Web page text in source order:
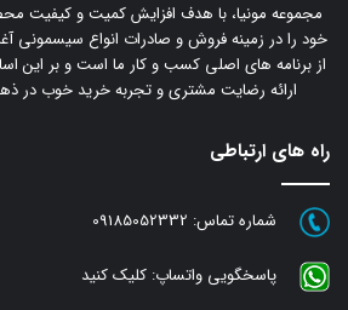
مجموعه مونیا، با هدف افزایش کمیت و کیفیت
خود را در زمینه فروش و صادرات انواع سیسمونی
از برنامه های اصلی کسب و کار ما است و بر این
ارائه رضایت مشتری و تجربه خرید خوب در
راه های ارتباطی
شماره تماس: 09185052332
پاسخگویی واتساپ: کلیک کنید